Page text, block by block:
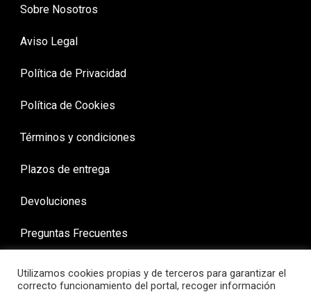
Sobre Nosotros
Aviso Legal
Política de Privacidad
Política de Cookies
Términos y condiciones
Plazos de entrega
Devoluciones
Preguntas Frecuentes
Utilizamos cookies propias y de terceros para garantizar el
correcto funcionamiento del portal, recoger información